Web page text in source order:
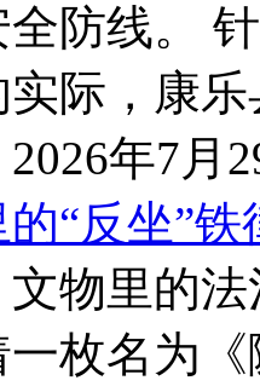
防线。
际，康
2026年7月
“反坐”铁
文物里的
枚名为